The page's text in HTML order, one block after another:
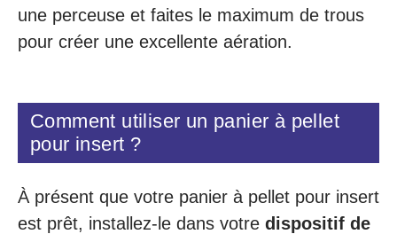
une perceuse et faites le maximum de trous
pour créer une excellente aération.
Comment utiliser un panier à pellet
pour insert ?
À présent que votre panier à pellet pour insert
est prêt, installez-le dans votre dispositif de